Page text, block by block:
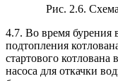
Рис. 2.6.
4.7. Во время бурения
подтопления
стартового
насоса для откачки